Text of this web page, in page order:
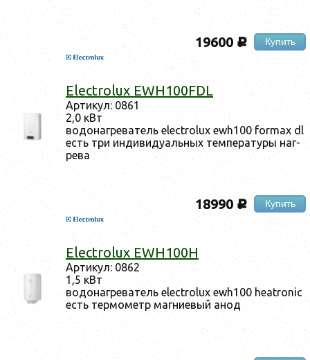
19600 c Купить
Electrolux EWH100FDL
Ар­ти­кул: 0861
2,0 кВт
во­донаг­ре­ватель electrolux ewh100 formax dl
есть три ин­ди­виду­аль­ных тем­пе­рату­ры наг­
ре­ва
18990 c Купить
Electrolux EWH100H
Ар­ти­кул: 0862
1,5 кВт
во­донаг­ре­ватель electrolux ewh100 heatronic
есть тер­мо­метр маг­ни­евый анод